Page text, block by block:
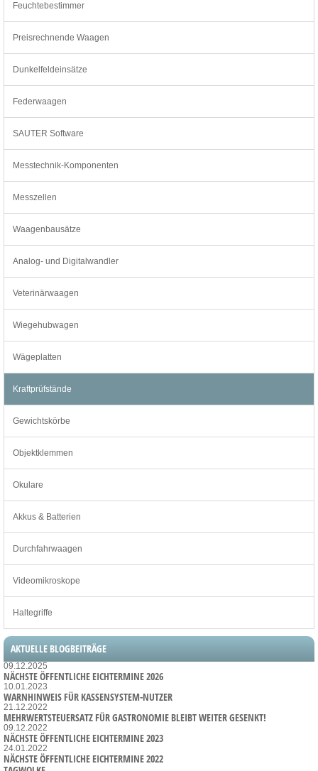
Feuchtebestimmer
Preisrechnende Waagen
Dunkelfeldeinsätze
Federwaagen
SAUTER Software
Messtechnik-Komponenten
Messzellen
Waagenbausätze
Analog- und Digitalwandler
Veterinärwaagen
Wiegehubwagen
Wägeplatten
Kraftprüfstände
Gewichtskörbe
Objektklemmen
Okulare
Akkus & Batterien
Durchfahrwaagen
Videomikroskope
Haltegriffe
AKTUELLE BLOGBEITRÄGE
09.12.2025
NÄCHSTE ÖFFENTLICHE EICHTERMINE 2026
10.01.2023
WARNHINWEIS FÜR KASSENSYSTEM-NUTZER
21.12.2022
MEHRWERTSTEUERSATZ FÜR GASTRONOMIE BLEIBT WEITER GESENKT!
09.12.2022
NÄCHSTE ÖFFENTLICHE EICHTERMINE 2023
24.01.2022
NÄCHSTE ÖFFENTLICHE EICHTERMINE 2022